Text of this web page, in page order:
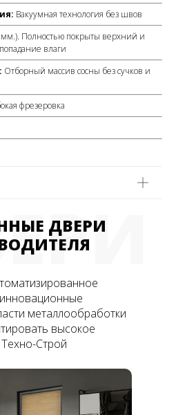
Вакуумная технология без швов
Полностью покрыты верхний и
влаги
Отборный массив сосны без сучков и
фрезеровка
ДВЕРИ
металлообработки
высокое
Строй